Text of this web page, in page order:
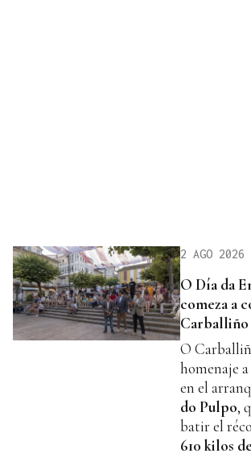
2 AGO 2026
O Día da
comeza a
Carballiño
O
homenaje
en el
do Pulpo,
batir el
610 kilos